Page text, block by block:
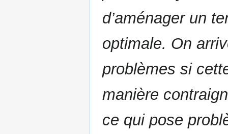
d’aménager un
optimale. On
problèmes si
manière
ce qui pose